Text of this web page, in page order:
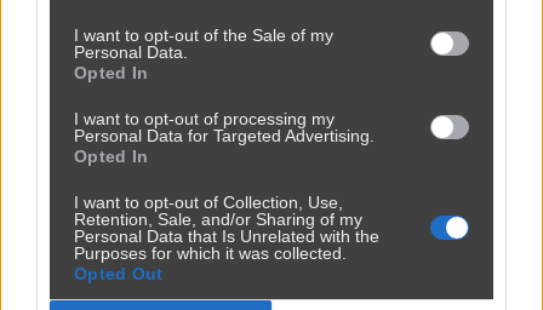
I want to opt-out of the Sale of my
Personal Data.
Opted In
I want to opt-out of processing my
Personal Data for Targeted Advertising.
Opted In
I want to opt-out of Collection, Use,
Retention, Sale, and/or Sharing of my
Personal Data that Is Unrelated with the
Purposes for which it was collected.
Opted Out
Ojoj ojjj jacy oni biedni
3011